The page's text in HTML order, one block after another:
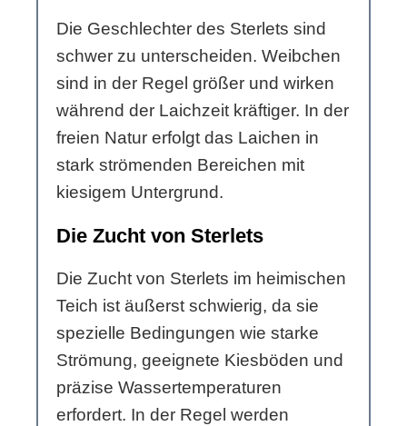
Die Geschlechter des Sterlets sind
schwer zu unterscheiden. Weibchen
sind in der Regel größer und wirken
während der Laichzeit kräftiger. In der
freien Natur erfolgt das Laichen in
stark strömenden Bereichen mit
kiesigem Untergrund.
Die Zucht von Sterlets
Die Zucht von Sterlets im heimischen
Teich ist äußerst schwierig, da sie
spezielle Bedingungen wie starke
Strömung, geeignete Kiesböden und
präzise Wassertemperaturen
erfordert. In der Regel werden